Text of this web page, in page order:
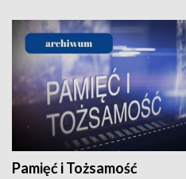
Pamięć i Tożsamość